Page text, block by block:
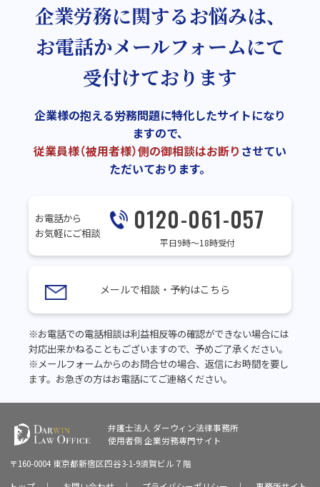
企業労務に関するお悩みは、
お電話かメールフォームにて
受付けております
企業様の抱える労務問題に特化したサイトになり
ますので、
従業員様（被用者様）側の御相談はお断り させてい
ただいております。
お電話から
お気軽にご相談
0120-061-057
平日9時～18時受付
メールで相談・予約はこちら
※お電話での電話相談は利益相反等の確認ができない場合には
対応出来かねることもございますので、予めご了承ください。
※メールフォームからのお問合せの場合、返信にお時間を要し
ます。お急ぎの方はお電話にてご連絡ください。
弁護士法人 ダーウィン法律事務所
使用者側 企業労務専門サイト
〒160-0004 東京都新宿区四谷3-1-9須賀ビル７階